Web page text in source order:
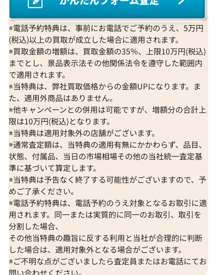
参考買取価格
55,000円
2025年10月10日時点
参考買取価格
47,000円
2025年11月10
K18 ルビーみため・ダイヤモンド ピアス/
イヤリング
参考買取価格
ASK
2024年4月11日時点
アス/イヤリン
D0.08・D0.08
ASK
2025年10月10
※電話予約特典は、事前にお電話でご予約のうえ、5万円
(税込)以上の買取が成立した場合に適用されます。
※買取金額の増額は、買取金額の35％、上限10万円(税込)
までとし、景品表示法その他関係法令を遵守した範囲内
で適用されます。
※当特典は、弊社買取価格からの金額UPになります。ま
た、適用外商品はありません。
※他キャンペーンとの併用は可能ですが、増額分の合計上
限は10万円(税込)となります。
※当特典は適用対象外の店舗がございます。
※通常査定額は、当特典の適用有無にかかわらず、品目、
状態、付属品、当日の市場相場その他の当社統一査定基
準に基づいて算定します。
※当特典は予告なく終了する可能性がございますので、予
めご了承ください。
※電話予約特典は、電話予約のうえ対象となるお取引に適
用されます。同一または実質的に同一のお取引、取引を
分割した場合、
その他当特典の趣旨に反する利用と当社が合理的に判断
した場合は、適用対象外となる場合がございます。
※ご不明な点がございましたら査定員またはお電話にてお
問い合わせください。